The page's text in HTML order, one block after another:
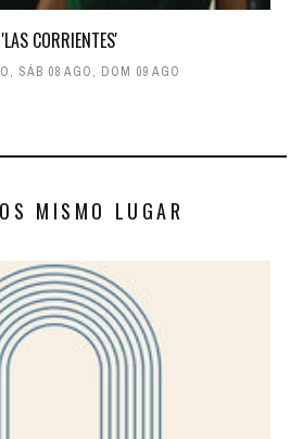
'LAS CORRIENTES'
, SÁB 08 AGO, DOM 09 AGO
MISMO LUGAR